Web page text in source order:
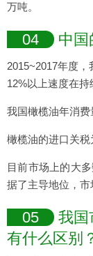
万吨。
04 中国
2015~2017年度
12%以上速度在持
我国橄榄油年消费
橄榄油的进口关税
目前市场上的大
据了主导地位，市
05 我国
有什么区别